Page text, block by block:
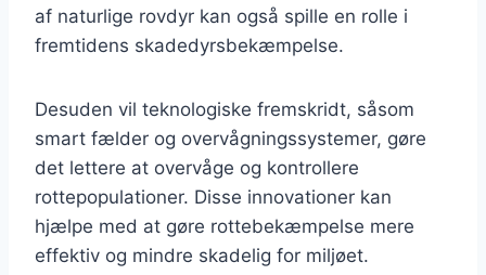
af naturlige rovdyr kan også spille en rolle i
fremtidens skadedyrsbekæmpelse.
Desuden vil teknologiske fremskridt, såsom
smart fælder og overvågningssystemer, gøre
det lettere at overvåge og kontrollere
rottepopulationer. Disse innovationer kan
hjælpe med at gøre rottebekæmpelse mere
effektiv og mindre skadelig for miljøet.